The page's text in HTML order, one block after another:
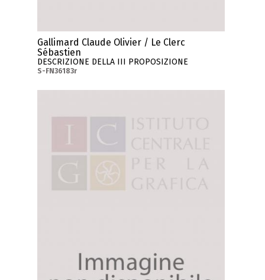
Gallimard Claude Olivier / Le Clerc
Sébastien
DESCRIZIONE DELLA III PROPOSIZIONE
S-FN36183r